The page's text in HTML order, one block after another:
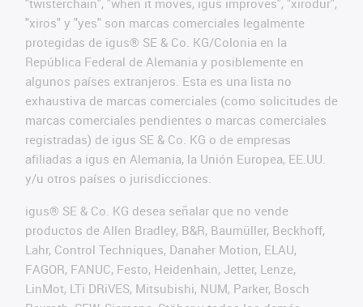
"twisterchain", "when it moves, igus improves", "xirodur",
"xiros" y "yes" son marcas comerciales legalmente
protegidas de igus® SE & Co. KG/Colonia en la
República Federal de Alemania y posiblemente en
algunos países extranjeros. Esta es una lista no
exhaustiva de marcas comerciales (como solicitudes de
marcas comerciales pendientes o marcas comerciales
registradas) de igus SE & Co. KG o de empresas
afiliadas a igus en Alemania, la Unión Europea, EE.UU.
y/u otros países o jurisdicciones.
igus® SE & Co. KG desea señalar que no vende
productos de Allen Bradley, B&R, Baumüller, Beckhoff,
Lahr, Control Techniques, Danaher Motion, ELAU,
FAGOR, FANUC, Festo, Heidenhain, Jetter, Lenze,
LinMot, LTi DRiVES, Mitsubishi, NUM, Parker, Bosch